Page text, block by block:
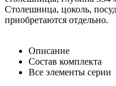
Столешница, цоколь,
приобретаются отдельно.
Описание
Состав комплекта
Все элементы серии